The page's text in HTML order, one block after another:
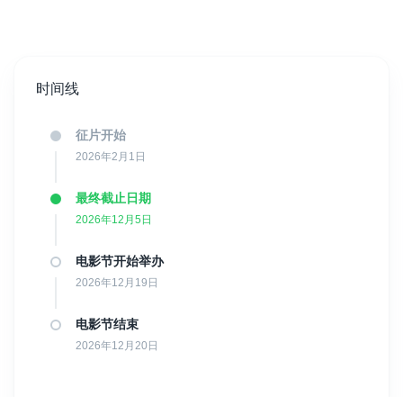
CINEMASCOPE AWARDS
时间线
征片开始
2026年2月1日
最终截止日期
2026年12月5日
电影节开始举办
2026年12月19日
电影节结束
2026年12月20日